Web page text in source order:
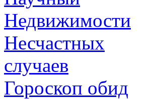
Недвижимости
Несчастных
случаев
Гороскоп обид